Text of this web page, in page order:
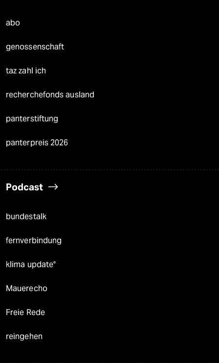
abo
genossenschaft
taz zahl ich
recherchefonds ausland
panterstiftung
panterpreis 2026
Podcast
bundestalk
fernverbindung
klima update°
Mauerecho
Freie Rede
reingehen